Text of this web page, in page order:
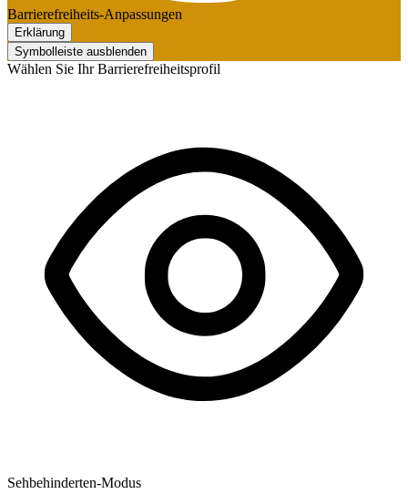
Barrierefreiheits-Anpassungen
Erklärung
Symbolleiste ausblenden
Wählen Sie Ihr Barrierefreiheitsprofil
Sehbehinderten-Modus